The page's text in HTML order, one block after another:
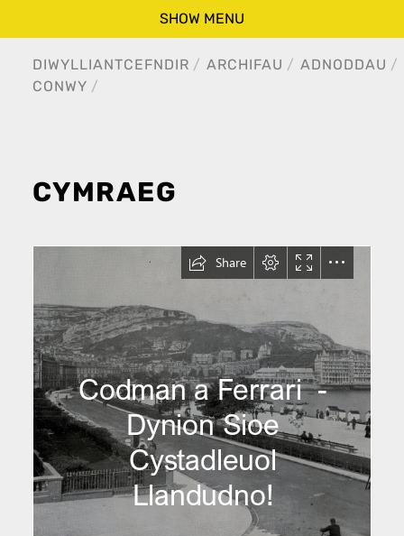
SHOW MENU
DIWYLLIANT
CONWY
CEFNDIR ARCHIFAU ADNODDAU
CYMRAEG